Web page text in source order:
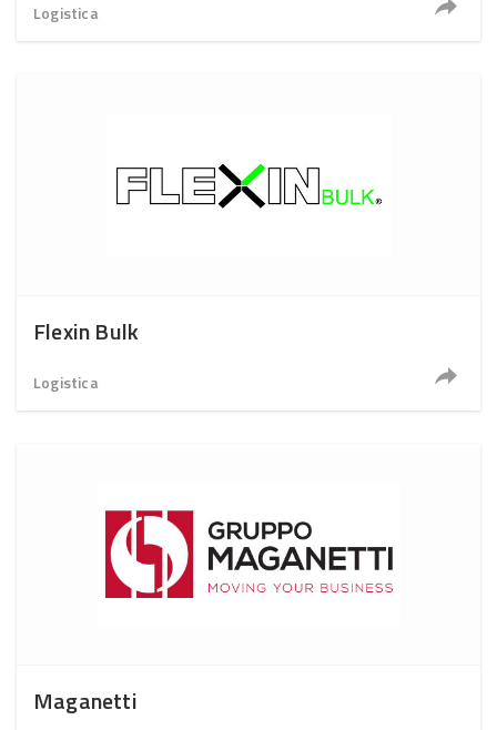
Logistica
Flexin Bulk
Logistica
Maganetti